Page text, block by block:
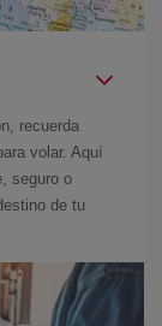
recuerda
volar. Aquí
seguro o
de tu